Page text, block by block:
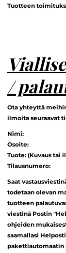
Tuotteen
/
Ota yhteyttä
ilmoita seuraavat
Nimi:
Osoite:
Tuote: (Kuvaus tai
Tilausnumero:
Saat
todetaan olevan
tuotteen
viestinä Postin
ohjeiden
saamallasi
pakettiautomaatin